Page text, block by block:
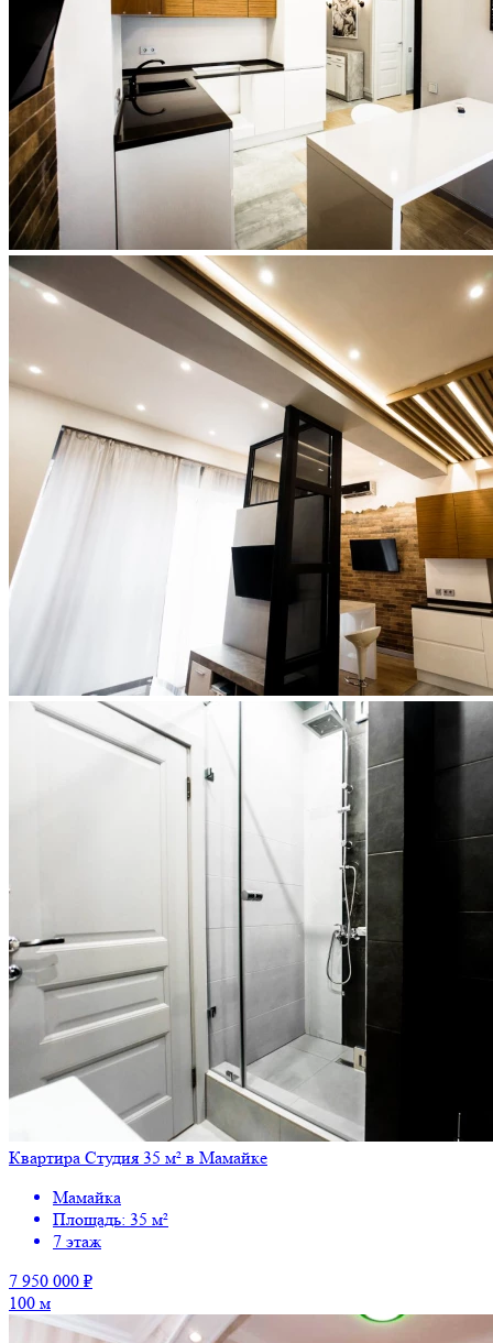
Квартира Студия 35 м² в Мамайке
Мамайка
Площадь: 35 м²
7 этаж
7 950 000 ₽
100 м